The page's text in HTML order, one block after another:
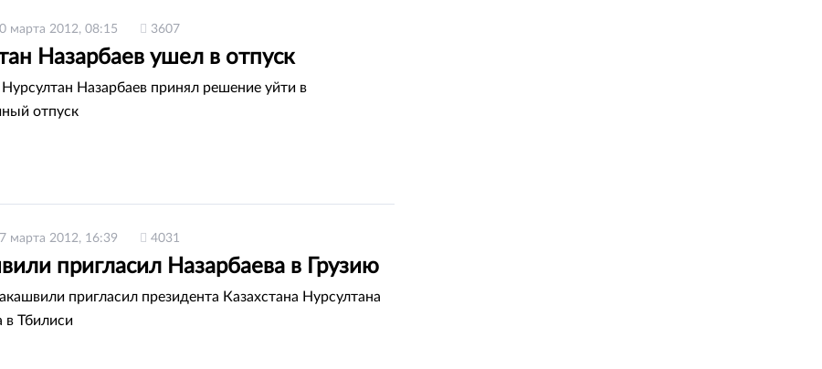
марта 2012, 08:15 3607
Назарбаев ушел в отпуск
Назарбаев принял решение уйти в
отпуск
марта 2012, 16:39 4031
пригласил Назарбаева в Грузию
пригласил президента Казахстана Нурсултана
в Тбилиси